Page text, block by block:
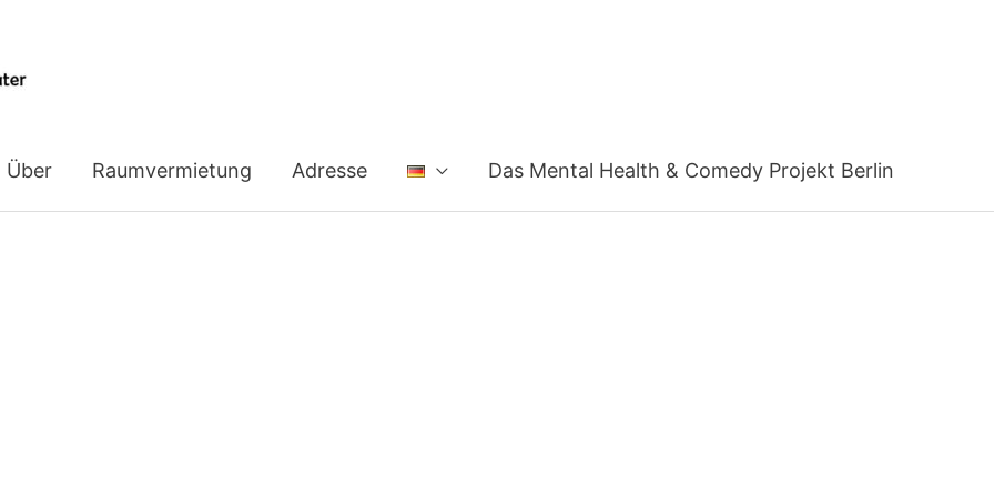
Über Raumvermietung Adresse Das Mental Health & Comedy Projekt Berlin